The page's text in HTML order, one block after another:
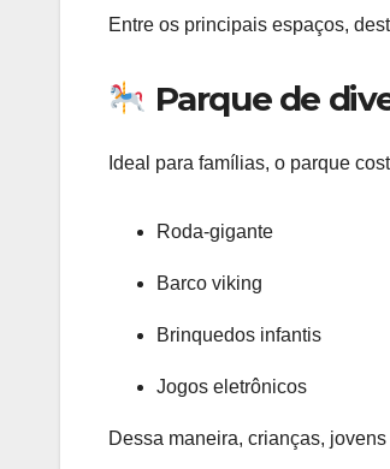
Entre os principais espaços,
Parque de
Ideal para famílias, o parque
Roda-gigante
Barco viking
Brinquedos infantis
Jogos eletrônicos
Dessa maneira, crianças,